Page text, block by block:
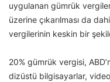
uygulanan gümrük
üzerine çıkarılması da
vergilerinin keskin bir
20% gümrük vergisi,
dizüstü bilgisayarlar, video